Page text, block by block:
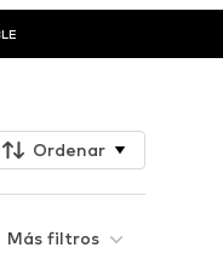
Ordenar
Material
Más filtros